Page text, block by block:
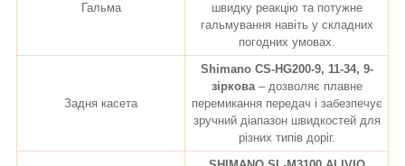
Гальма
швидку реакцію та потужне
гальмування навіть у складних
погодних умовах.
Задня касета
Shimano CS-HG200-9, 11-34, 9-
зіркова– дозволяє плавне
перемикання передач і забезпечує
зручний діапазон швидкостей для
різних типів доріг.